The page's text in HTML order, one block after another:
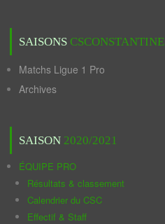
SAISONS CSCONSTANTINE
Matchs Ligue 1 Pro
Archives
SAISON 2020/2021
ÉQUIPE PRO
Résultats & classement
Calendrier du CSC
Effectif & Staff